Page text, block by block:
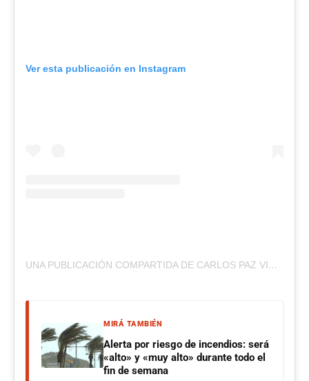
Ver esta publicación en Instagram
UNA PUBLICACIÓN COMPARTIDA DE CARLOS PAZ VIVO (@CARLOSPAZVIVO)
MIRÁ TAMBIÉN
Alerta por riesgo de incendios: será
«alto» y «muy alto» durante todo el
fin de semana